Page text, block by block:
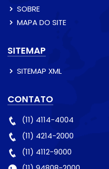
SOBRE
MAPA DO SITE
SITEMAP
SITEMAP XML
CONTATO
(11) 4114-4004
(11) 4214-2000
(11) 4112-9000